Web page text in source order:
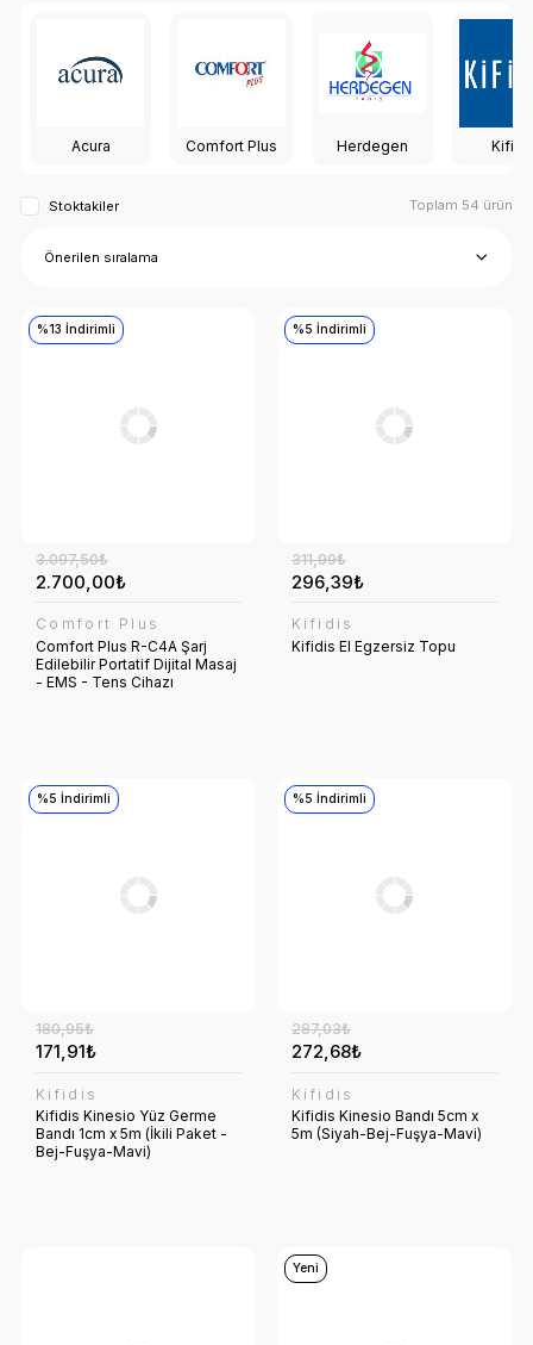
Acura Comfort Plus Herdegen
Stoktakiler Toplam 54 ürün
%13 İndirimli
2.700,00₺
3.097,50₺
Comfort Plus
Comfort Plus R-C4A Şarj
Edilebilir Portatif Dijital Masaj
- EMS - Tens Cihazı
%5 İndirimli
296,39₺
311,99₺
Kifidis
Kifidis El Egzersiz Topu
%5 İndirimli
171,91₺
180,95₺
Kifidis
Kifidis Kinesio Yüz Germe
Bandı 1cm x 5m (İkili Paket -
Bej-Fuşya-Mavi)
%5 İndirimli
272,68₺
287,03₺
Kifidis
Kifidis Kinesio Bandı 5cm x
5m (Siyah-Bej-Fuşya-Mavi)
Yeni